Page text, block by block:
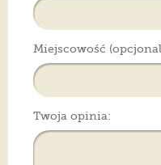
Miejscowość
Twoja opinia: